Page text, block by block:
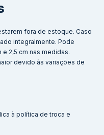
fora de estoque. Caso
integralmente. Pode
e 2,5 cm nas medidas.
devido às variações de
à política de troca e